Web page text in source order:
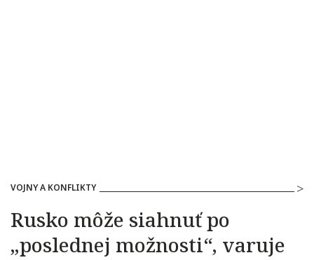
VOJNY A KONFLIKTY
Rusko môže siahnuť po
„poslednej možnosti“, varuje